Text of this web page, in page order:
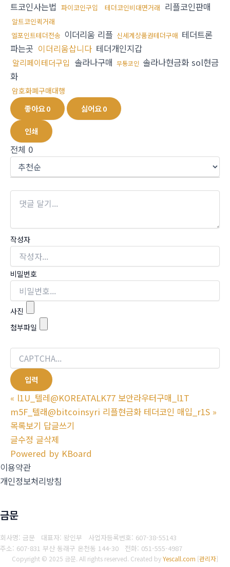
트코인사는법 파이코인구입 테더코인비대면거래 리플코인판매
알트코인퀵거래
엘포인트테더전송 이더리움 리플 신세계상품권테더구매 테더트론
파는곳 이더리움삽니다 테더개인지갑
알리페이테더구입 솔라나구매 무통코인 솔라나현금화 sol현금
화
암호화폐구매대행
좋아요0 싫어요0
인쇄
전체 0
작성자
비밀번호
사진
첨부파일
« l1U_텔레@KOREATALK77 보안라우터구매_l1T
m5F_텔래@bitcoinsyri 리플현금화 테더코인 매입_r1S »
목록보기 답글쓰기
글수정 글삭제
Powered by KBoard
이용약관
개인정보처리방침
금문
회사명: 금문 대표자: 왕인부 사업자등록번호: 607-38-55143
주소: 607-831 부산 동래구 온천동 144-30 전화: 051-555-4987
Copyright © 2025 금문. All rights reserved. Created byYescall.com [관리자]